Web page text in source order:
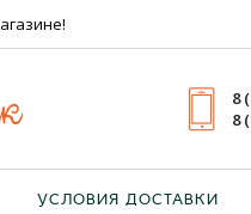
8
8
УСЛОВИЯ ДОСТАВКИ